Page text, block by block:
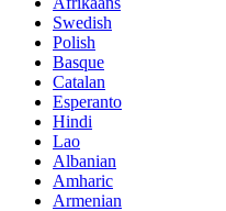
Swedish
Polish
Basque
Catalan
Esperanto
Hindi
Lao
Albanian
Amharic
Armenian